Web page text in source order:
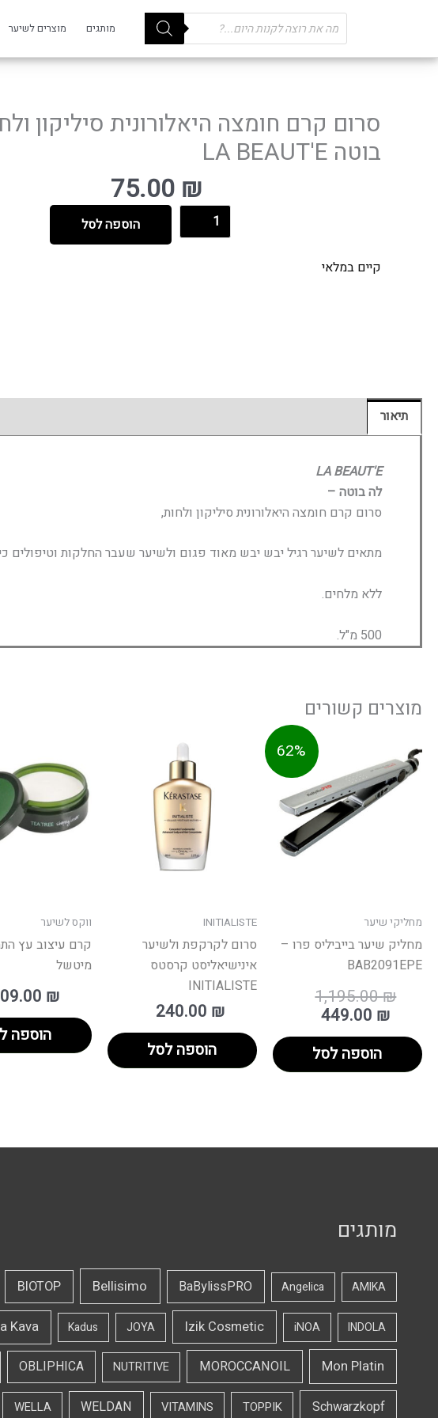
מותגים מוצרים לשיער
Products
search
סרום קרם חומצה היאלורונית סיליקון
בוטה LA BEAUT'E
75.00 ₪
הוספה לסל
קיים במלאי
תיאור
LA BEAUT'E
לה בוטה –
סרום קרם חומצה היאלורונית סיליקון ולחות,
מתאים לשיער רגיל יבש יבש מאוד פגום ולשיער שעבר החלקות וטיפולים
ללא מלחים.
500 מ"ל.
מוצרים קשורים
62%
מחליקי שיער
מחליק שיער בייביליס פרו –
BAB2091EPE
1,195.00₪
היה:
449.00 ₪
הנוכחי
הוא:
הוספה לסל
INITIALISTE
סרום לקרקפת ולשיער
אינישיאליסט קרסטס
INITIALISTE
240.00 ₪
הוספה לסל
ווקס לשיער
קרם עיצוב עץ
מיטשל
₪
הוספה
מותגים
AMIKA
Angelica
BaBylissPRO
Bellisimo
BIOTOP
INDOLA
iNOA
Izik Cosmetic
JOYA
Kadus
Kava
Mon Platin
MOROCCANOIL
NUTRITIVE
OBLIPHICA
Schwarzkopf
TOPPIK
VITAMINS
WELDAN
WELLA